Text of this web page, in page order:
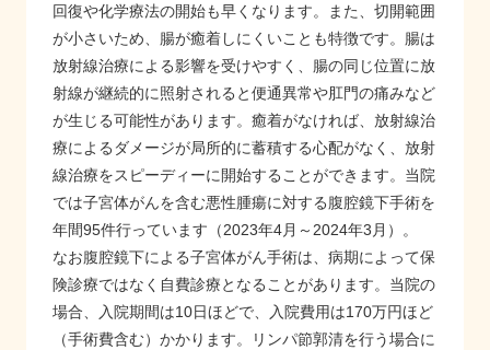
回復や化学療法の開始も早くなります。また、切開範囲
が小さいため、腸が癒着しにくいことも特徴です。腸は
放射線治療による影響を受けやすく、腸の同じ位置に放
射線が継続的に照射されると便通異常や肛門の痛みなど
が生じる可能性があります。癒着がなければ、放射線治
療によるダメージが局所的に蓄積する心配がなく、放射
線治療をスピーディーに開始することができます。当院
では子宮体がんを含む悪性腫瘍に対する腹腔鏡下手術を
年間95件行っています（2023年4月～2024年3月）。
なお腹腔鏡下による子宮体がん手術は、病期によって保
険診療ではなく自費診療となることがあります。当院の
場合、入院期間は10日ほどで、入院費用は170万円ほど
（手術費含む）かかります。リンパ節郭清を行う場合に